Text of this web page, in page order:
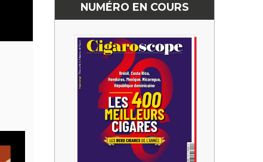
NUMÉRO EN COURS